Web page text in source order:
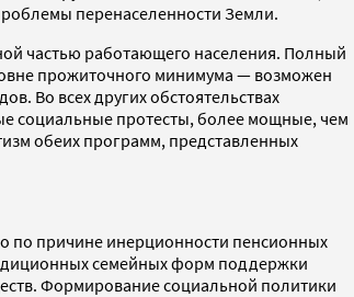
перенаселенности Земли.
частью работающего населения. Полный
прожиточного минимума — возможен
Во всех других обстоятельствах
социальные протесты, более мощные, чем
обеих программ, представленных
по причине инерционности пенсионных
семейных форм поддержки
Формирование социальной политики